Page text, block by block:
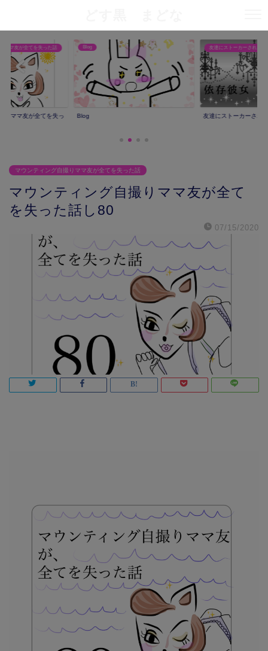
ママ友が全てを失った話
りママ友が全てを失っ
Blog
Blog
友達にストーカーされた話
友達にストーカーされ
マウンティング自撮りママ友が全てを失った話
マウンティング自撮りママ友が全て
を失った話し80
07/15/2020